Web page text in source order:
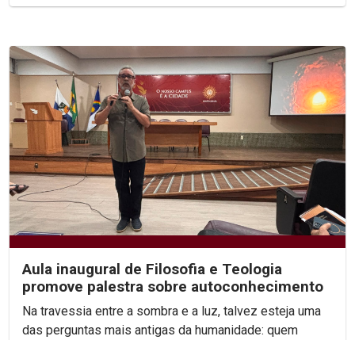
Aula inaugural de Filosofia e Teologia
promove palestra sobre autoconhecimento
Na travessia entre a sombra e a luz, talvez esteja uma
das perguntas mais antigas da humanidade: quem